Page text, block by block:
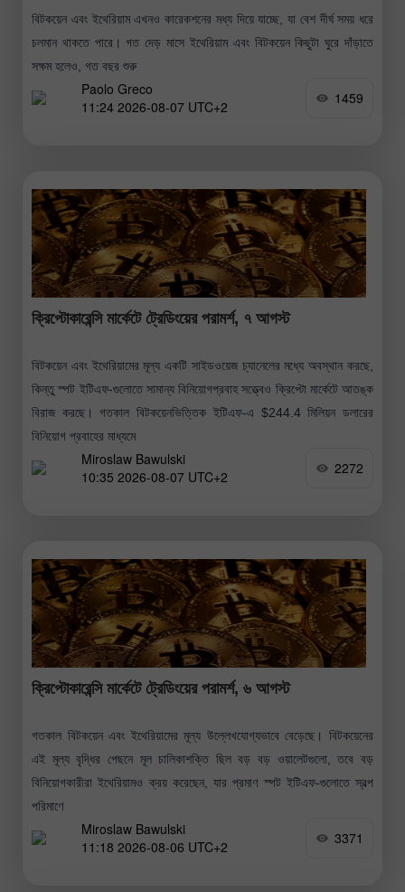
বিটকয়েন এবং ইথেরিয়াম এখনও কারেকশনের মধ্য দিয়ে যাচ্ছে, যা বেশ দীর্ঘ সময় ধরে
চলমান থাকতে পারে। গত দেড় মাসে ইথেরিয়াম এবং বিটকয়েন কিছুটা ঘুরে দাঁড়াতে
সক্ষম হলেও, গত বছর শুরু
Paolo Greco
11:24 2026-08-07 UTC+2
1459
ক্রিপ্টোকারেন্সি মার্কেটে ট্রেডিংয়ের পরামর্শ, ৭ আগস্ট
বিটকয়েন এবং ইথেরিয়ামের মূল্য একটি সাইডওয়েজ চ্যানেলের মধ্যে অবস্থান করছে,
কিন্তু স্পট ইটিএফ-গুলোতে সামান্য বিনিয়োগপ্রবাহ সত্ত্বেও ক্রিপ্টো মার্কেটে আতঙ্ক
বিরাজ করছে। গতকাল বিটকয়েনভিত্তিক ইটিএফ-এ $244.4 মিলিয়ন ডলারের
বিনিয়োগ প্রবাহের মাধ্যমে
Miroslaw Bawulski
10:35 2026-08-07 UTC+2
2272
ক্রিপ্টোকারেন্সি মার্কেটে ট্রেডিংয়ের পরামর্শ, ৬ আগস্ট
গতকাল বিটকয়েন এবং ইথেরিয়ামের মূল্য উল্লেখযোগ্যভাবে বেড়েছে। বিটকয়েনের
এই মূল্য বৃদ্ধির পেছনে মূল চালিকাশক্তি ছিল বড় বড় ওয়ালেটগুলো, তবে বড়
বিনিয়োগকারীরা ইথেরিয়ামও ক্রয় করেছেন, যার প্রমাণ স্পট ইটিএফ-গুলোতে স্বল্প
পরিমাণে
Miroslaw Bawulski
11:18 2026-08-06 UTC+2
3371